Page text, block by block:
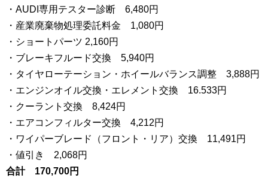
・AUDI専用テスター診断 6,480円
・産業廃棄物処理委託料金 1,080円
・ショートパーツ 2,160円
・ブレーキフルード交換 5,940円
・タイヤローテーション・ホイールバランス調整 3,888円
・エンジンオイル交換・エレメント交換 16.533円
・クーラント交換 8,424円
・エアコンフィルター交換 4,212円
・ワイパーブレード（フロント・リア）交換 11,491円
・値引き 2,068円
合計 170,700円